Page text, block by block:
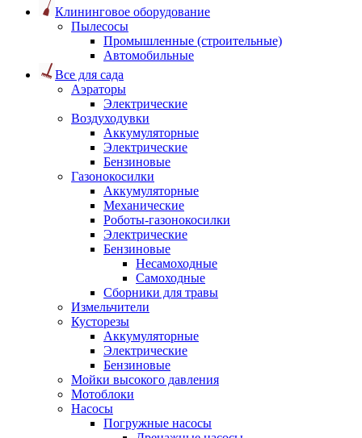
Клининговое оборудование
Пылесосы
Промышленные (строительные)
Автомобильные
Все для сада
Аэраторы
Электрические
Воздуходувки
Аккумуляторные
Электрические
Бензиновые
Газонокосилки
Аккумуляторные
Механические
Роботы-газонокосилки
Электрические
Бензиновые
Несамоходные
Самоходные
Сборники для травы
Измельчители
Кусторезы
Аккумуляторные
Электрические
Бензиновые
Мойки высокого давления
Мотоблоки
Насосы
Погружные насосы